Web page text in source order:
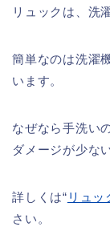
リュックは、洗
簡単なのは洗濯
います。
なぜなら手洗い
ダメージが少な
詳しくは“ リュッ
さい。